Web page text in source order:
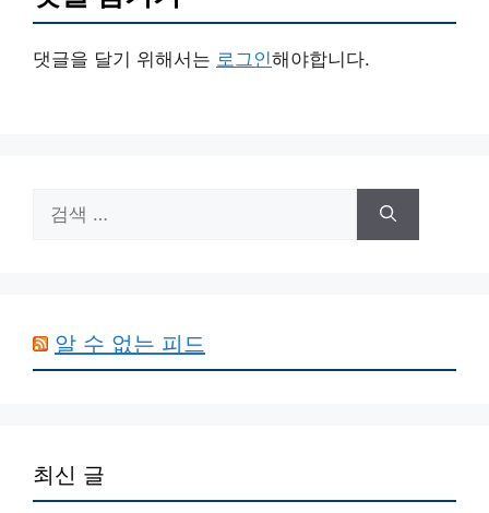
댓글을 달기 위해서는 로그인해야합니다.
색:
알 수 없는 피드
최신 글